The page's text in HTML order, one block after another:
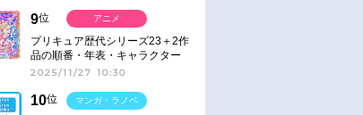
9位
プリキュア歴代シリーズ23＋2作
品の順番・年表・キャラクター
【2025年版】
2025/11/27 10:30
アニメ
10位
マンガ・ラノベ